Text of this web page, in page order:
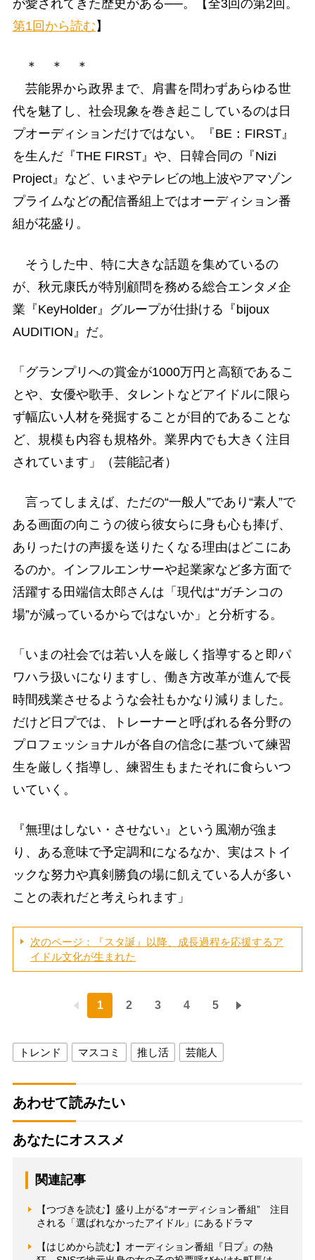
が愛されてきた歴史がある──。【全3回の第2回。
第1回から読む 】
＊ ＊ ＊
芸能界から政界まで、肩書を問わずあらゆる世
代を魅了し、社会現象を巻き起こしているのは日
プオーディションだけではない。『BE：FIRST』
を生んだ『THE FIRST』や、日韓合同の『Nizi
Project』など、いまやテレビの地上波やアマゾン
プライムなどの配信番組上ではオーディション番
組が花盛り。
そうした中、特に大きな話題を集めているの
が、秋元康氏が特別顧問を務める総合エンタメ企
業『KeyHolder』グループが仕掛ける『bijoux
AUDITION』だ。
「グランプリへの賞金が1000万円と高額であるこ
とや、女優や歌手、タレントなどアイドルに限ら
ず幅広い人材を発掘することが目的であることな
ど、規模も内容も規格外。業界内でも大きく注目
されています」（芸能記者）
言ってしまえば、ただの“一般人”であり“素人”で
ある画面の向こうの彼ら彼女らに身も心も捧げ、
ありったけの声援を送りたくなる理由はどこにあ
るのか。インフルエンサーや起業家など多方面で
活躍する田端信太郎さんは「現代は“ガチンコの
場”が減っているからではないか」と分析する。
「いまの社会では若い人を厳しく指導すると即パ
ワハラ扱いになりますし、働き方改革が進んで長
時間残業させるような会社もかなり減りました。
だけど日プでは、トレーナーと呼ばれる各分野の
プロフェッショナルが各自の信念に基づいて練習
生を厳しく指導し、練習生もまたそれに食らいつ
いていく。
『無理はしない・させない』という風潮が強ま
り、ある意味で予定調和になるなか、実はストイ
ックな努力や真剣勝負の場に飢えている人が多い
ことの表れだと考えられます」
次のページ：『スタ誕』以降、成長過程を応援するア
イドル文化が生まれた
1 2 3 4 5
トレンド マスコミ 推し活 芸能人
あわせて読みたい
あなたにオススメ
関連記事
【つづきを読む】盛り上がる“オーディション番組” 注目
される「選ばれなかったアイドル」にあるドラマ
【はじめから読む】オーディション番組『日プ』の熱